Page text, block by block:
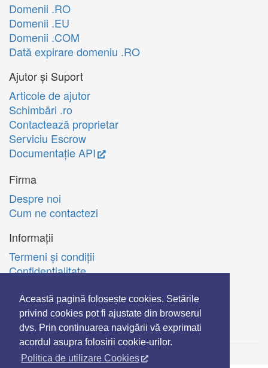
Această pagină folosește cookies. Setările
privind cookies pot fi ajustate din browserul
dvs. Prin continuarea navigării vă exprimati
acordul asupra folosirii cookie-urilor.
Politica de utilizare Cookies
Domenii .RO
Domenii .EU
Domenii .COM
Dată expirare domeniu .RO
Ajutor și Suport
Articole de ajutor
Schimbări .ro
Contactează proprietar
Serviciu Escrow
Documentație API
Firma
Despre noi
Cum ne contactezi
Informații
Termeni şi condiţii
Confidenţialitate
A.N.P.C.
English